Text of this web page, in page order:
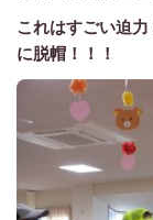
これはすごい迫
に脱帽！！！